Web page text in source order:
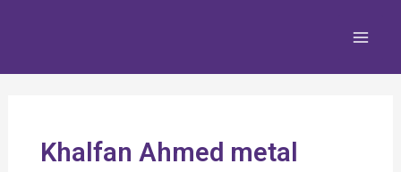
Khalfan Ahmed metal